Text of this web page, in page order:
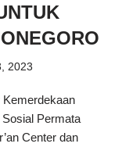
2023
Kemerdekaan
Permata
Center dan